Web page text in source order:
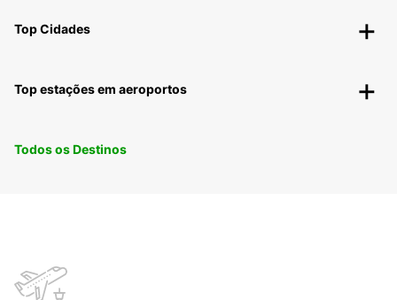
Top Cidades
Top estações em aeroportos
Todos os Destinos